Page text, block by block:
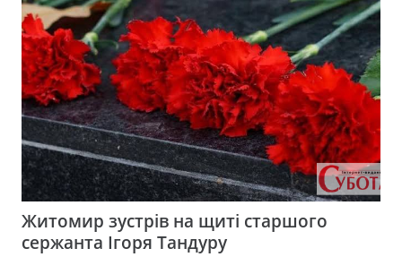
Житомир зустрів на щиті старшого
сержанта Ігоря Тандуру